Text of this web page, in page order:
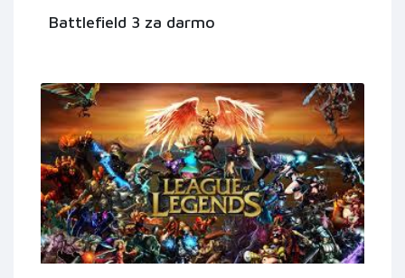
Battlefield 3 za darmo